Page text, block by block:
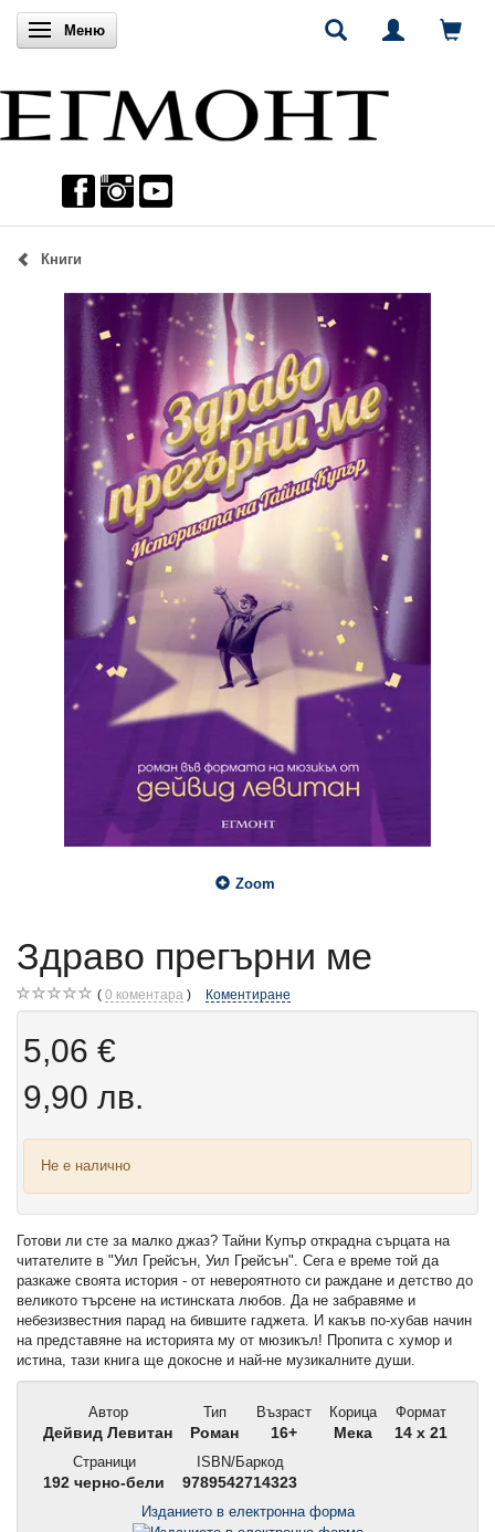
Включи навигацията
Меню
Книги
Zoom
Здраво прегърни ме
0 коментара Коментиране
5,06 €
9,90 лв.
Не е налично
Готови ли сте за малко джаз? Тайни Купър открадна сърцата на
читателите в "Уил Грейсън, Уил Грейсън". Сега е време той да
разкаже своята история - от невероятното си раждане и детство до
великото търсене на истинската любов. Да не забравяме и
небезизвестния парад на бившите гаджета. И какъв по-хубав начин
на представяне на историята му от мюзикъл! Пропита с хумор и
истина, тази книга ще докосне и най-не музикалните души.
Автор
Дейвид Левитан
Тип
Роман
Възраст
16+
Корица
Мека
Формат
14 x 21
Страници
192 черно-бели
ISBN/Баркод
9789542714323
Изданието в електронна форма